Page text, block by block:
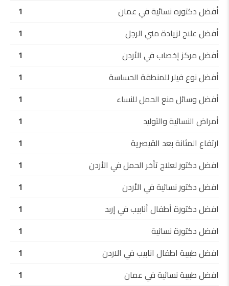
أفضل دكتوره نسائية في عمان
1
أفضل علاج لزيادة مني الرجل
1
أفضل مركز إخصاب في الأردن
1
أفضل نوع فيلر للمنطقة الحساسة
1
أفضل وسائل منع الحمل للنساء
1
أمراض النسائية والتوليد
1
ارتفاع المثانة بعد القيصرية
1
افضل دكتور لعلاج تأخر الحمل في الأردن
1
افضل دكتور نسائية في الأردن
1
افضل دكتورة أطفال أنابيب في إربد
1
افضل دكتورة نسائية
1
افضل طبيبة اطفال انابيب في الاردن
1
افضل طبيبة نسائية في عمان
1